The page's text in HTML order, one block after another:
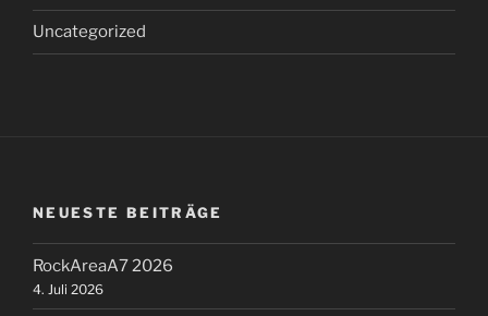
Uncategorized
NEUESTE BEITRÄGE
RockAreaA7 2026
4. Juli 2026